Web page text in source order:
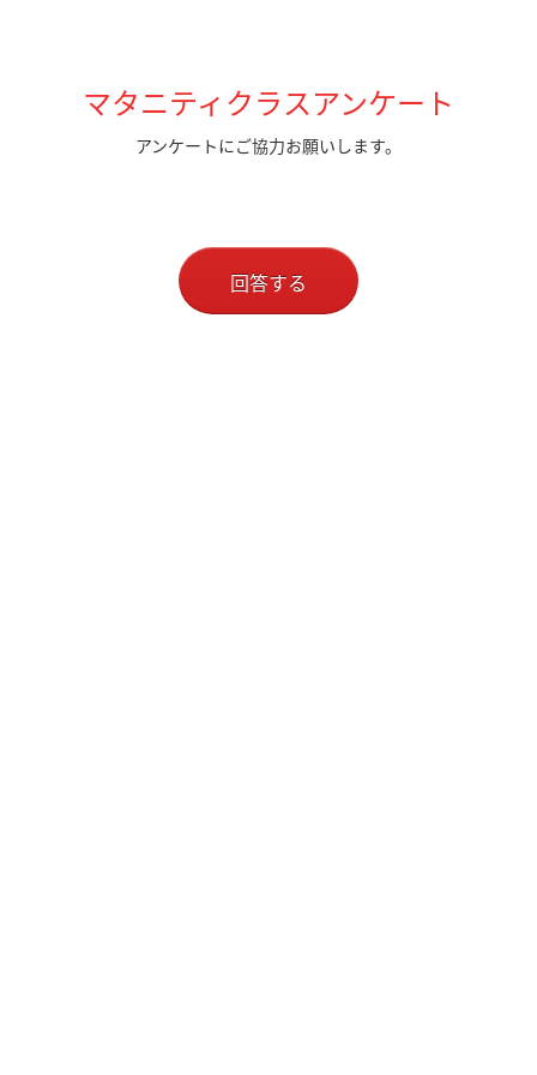
マタニティクラスアンケート
アンケートにご協力お願いします。
回答する